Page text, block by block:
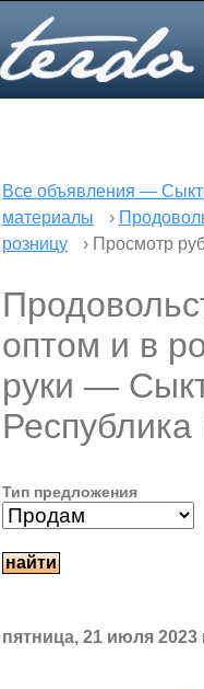
Все объявления —
материалы
›
розницу
› Просмотр
оптом и в
руки —
Тип предложения
пятница, 21 июля 2023